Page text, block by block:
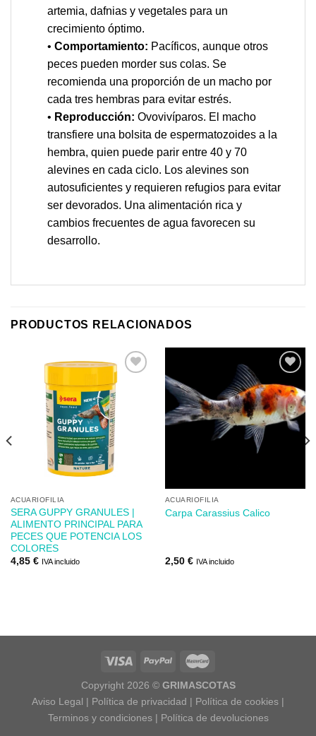
artemia, dafnias y vegetales para un
crecimiento óptimo.
• Comportamiento: Pacíficos, aunque otros
peces pueden morder sus colas. Se
recomienda una proporción de un macho por
cada tres hembras para evitar estrés.
• Reproducción: Ovovivíparos. El macho
transfiere una bolsita de espermatozoides a la
hembra, quien puede parir entre 40 y 70
alevines en cada ciclo. Los alevines son
autosuficientes y requieren refugios para evitar
ser devorados. Una alimentación rica y
cambios frecuentes de agua favorecen su
desarrollo.
PRODUCTOS RELACIONADOS
ACUARIOFILIA
SERA GUPPY GRANULES |
ALIMENTO PRINCIPAL PARA
PECES QUE POTENCIA LOS
COLORES
4,85 € IVA incluido
Añadir
a mi
lista de
ACUARIOFILIA
Carpa Carassius Calico
2,50 € IVA incluido
Copyright 2026 © GRIMASCOTAS
Aviso Legal | Política de privacidad | Política de cookies |
Terminos y condiciones| Política de devoluciones